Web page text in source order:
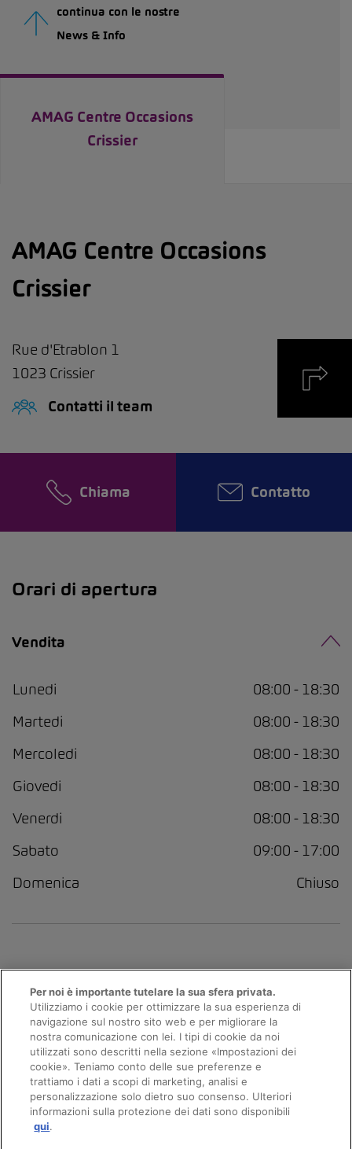
continua con le nostre
News & Info
Appuntamento
Giro di prova
AMAG Centre Occasions
Crissier
AMAG Centre Occasions
Crissier
Rue d'Etrablon 1
1023 Crissier
Contatti il team
Chiama Contatto
Orari di apertura
Vendita
Lunedi
08:00 - 18:30
Martedi
08:00 - 18:30
Mercoledi
08:00 - 18:30
Giovedi
08:00 - 18:30
Venerdi
08:00 - 18:30
Sabato
09:00 - 17:00
Domenica
Chiuso
© 2026 AMAG Automobili e motori SA
Per noi è importante tutelare la sua sfera privata.
Utilizziamo i cookie per ottimizzare la sua esperienza di
navigazione sul nostro sito web e per migliorare la
nostra comunicazione con lei. I tipi di cookie da noi
utilizzati sono descritti nella sezione «Impostazioni dei
cookie». Teniamo conto delle sue preferenze e
trattiamo i dati a scopi di marketing, analisi e
personalizzazione solo dietro suo consenso. Ulteriori
informazioni sulla protezione dei dati sono disponibili
qui.